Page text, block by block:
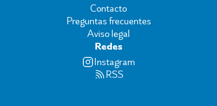
Contacto
Preguntas frecuentes
Aviso legal
Redes
Instagram
RSS